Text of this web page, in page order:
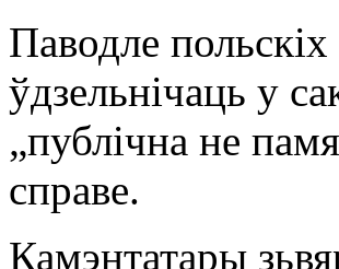
Паводле
ўдзельнічаць у
„публічна не
справе.
Камэнтатары